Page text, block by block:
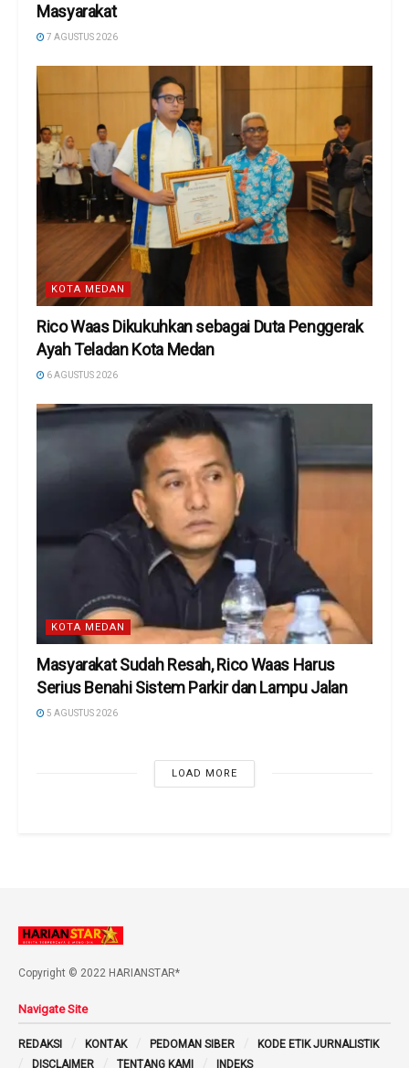
Masyarakat
7 AGUSTUS 2026
KOTA MEDAN
Rico Waas Dikukuhkan sebagai Duta Penggerak
Ayah Teladan Kota Medan
6 AGUSTUS 2026
KOTA MEDAN
Masyarakat Sudah Resah, Rico Waas Harus
Serius Benahi Sistem Parkir dan Lampu Jalan
5 AGUSTUS 2026
LOAD MORE
Copyright © 2022 HARIANSTAR*
Navigate Site
REDAKSI KONTAK PEDOMAN SIBER
KODE ETIK JURNALISTIK
DISCLAIMER
TENTANG KAMI INDEKS